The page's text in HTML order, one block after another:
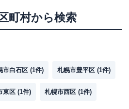
町村から検索
市白石区 (1件) 札幌市豊平区 (1件)
東区 (1件) 札幌市西区 (1件)